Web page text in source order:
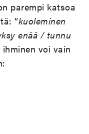
parempi katsoa
”kuoleminen
enää / tunnu
ihminen voi vain